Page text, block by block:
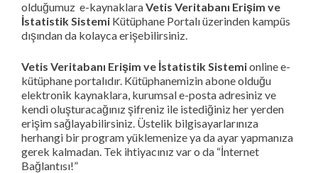
olduğumuz e-kaynaklaraVetis Veritabanı Erişim ve
İstatistik Sistemi Kütüphane Portalı üzerinden kampüs
dışından da kolayca erişebilirsiniz.
Vetis Veritabanı Erişim ve İstatistik Sistemionline e-
kütüphane portalıdır. Kütüphanemizin abone olduğu
elektronik kaynaklara, kurumsal e-posta adresiniz ve
kendi oluşturacağınız şifreniz ile istediğiniz her yerden
erişim sağlayabilirsiniz. Üstelik bilgisayarlarınıza
herhangi bir program yüklemenize ya da ayar yapmanıza
gerek kalmadan. Tek ihtiyacınız var o da “İnternet
Bağlantısı!”